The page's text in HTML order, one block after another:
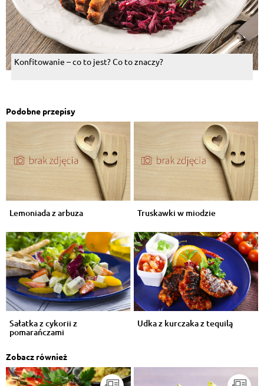
Konfitowanie – co to jest? Co to znaczy?
Podobne przepisy
Lemoniada z arbuza Truskawki w miodzie
Sałatka z cykorii z
pomarańczami
Udka z kurczaka z tequilą
Zobacz również